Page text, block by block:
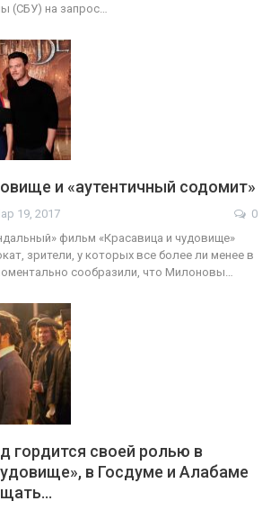
(СБУ) на запрос…
и «аутентичный содомит»
19, 2017
0
фильм «Красавица и чудовище»
зрители, у которых все более ли менее в
сообразили, что Милоновы…
гордится своей ролью в
в Госдуме и Алабаме